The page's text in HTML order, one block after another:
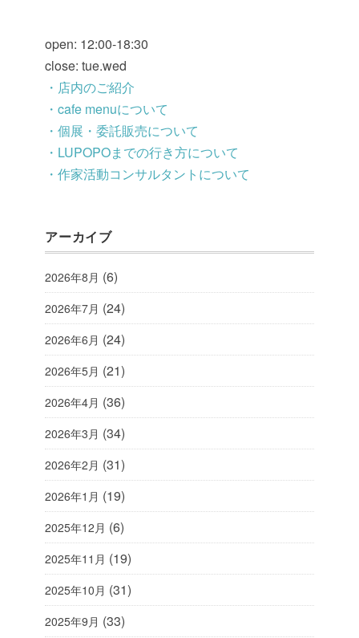
open: 12:00-18:30
close: tue.wed
・店内のご紹介
・cafe menuについて
・個展・委託販売について
・LUPOPOまでの行き方について
・作家活動コンサルタントについて
アーカイブ
2026年8月 (6)
2026年7月 (24)
2026年6月 (24)
2026年5月 (21)
2026年4月 (36)
2026年3月 (34)
2026年2月 (31)
2026年1月 (19)
2025年12月 (6)
2025年11月 (19)
2025年10月 (31)
2025年9月 (33)